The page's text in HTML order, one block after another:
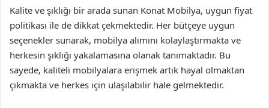
Kalite ve şıklığı bir arada sunan Konat Mobilya, uygun fiyat
politikası ile de dikkat çekmektedir. Her bütçeye uygun
seçenekler sunarak, mobilya alımını kolaylaştırmakta ve
herkesin şıklığı yakalamasına olanak tanımaktadır. Bu
sayede, kaliteli mobilyalara erişmek artık hayal olmaktan
çıkmakta ve herkes için ulaşılabilir hale gelmektedir.